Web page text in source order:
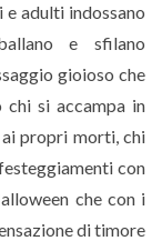
adulti indossano
e sfilano
gioioso che
chi si accampa in
propri morti, chi
con
che con i
di timore